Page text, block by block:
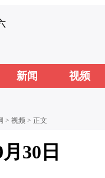
新闻 视频
> 视频 > 正文
30日